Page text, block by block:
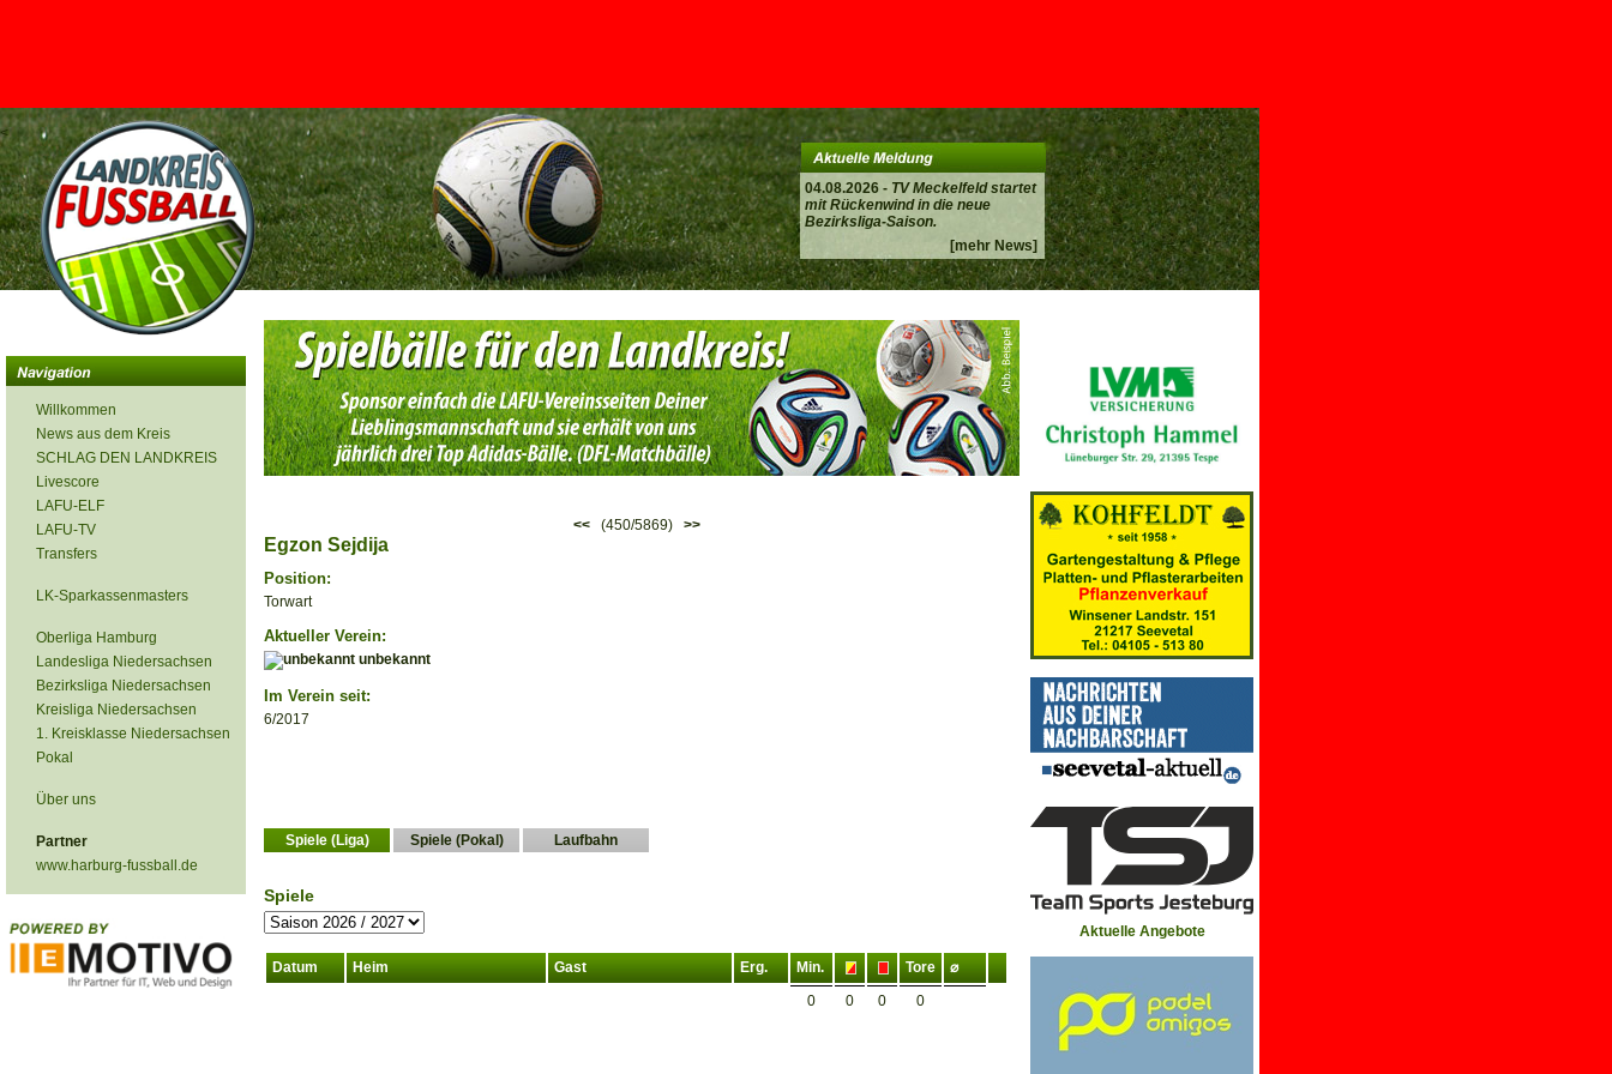
04.08.2026 - TV Meckelfeld startet
mit Rückenwind in die neue
Bezirksliga-Saison.
[mehr News]
<
Willkommen
News aus dem Kreis
SCHLAG DEN LANDKREIS
Livescore
LAFU-ELF
LAFU-TV
Transfers
LK-Sparkassenmasters
Oberliga Hamburg
Landesliga Niedersachsen
Bezirksliga Niedersachsen
Kreisliga Niedersachsen
1. Kreisklasse Niedersachsen
Pokal
Über uns
Partner
www.harburg-fussball.de
<<(450/5869) >>
Egzon Sejdija
Position:
Torwart
Aktueller Verein:
unbekannt
Im Verein seit:
6/2017
Spiele (Liga) Spiele (Pokal) Laufbahn
Spiele
Datum Heim Gast Erg. Min. Tore
⌀
0
0 0 0
Aktuelle Angebote